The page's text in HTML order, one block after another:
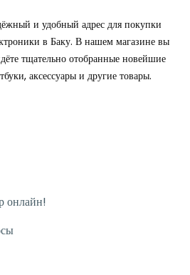
и удобный адрес для покупки
в Баку. В нашем магазине вы
тщательно отобранные новейшие
аксессуары и другие товары.
онлайн!